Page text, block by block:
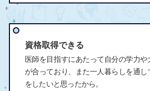
資格取得できる
医師を目指すにあたって自分の学力や
が合っており、また一人暮らしを通し
をしたいと思ったから。